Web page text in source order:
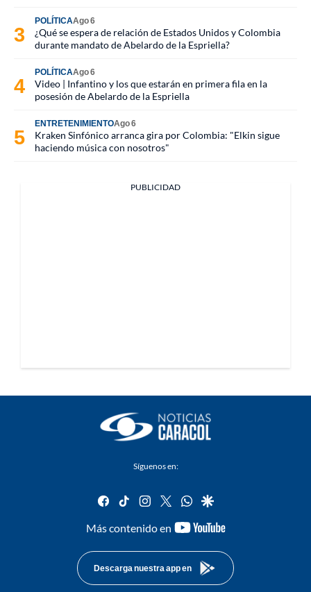
POLÍTICAAgo 6
¿Qué se espera de relación de Estados Unidos y Colombia
durante mandato de Abelardo de la Espriella?
POLÍTICAAgo 6
Video | Infantino y los que estarán en primera fila en la
posesión de Abelardo de la Espriella
ENTRETENIMIENTOAgo 6
Kraken Sinfónico arranca gira por Colombia: "Elkin sigue
haciendo música con nosotros"
PUBLICIDAD
Síguenos en:
facebook
tiktok instagram
twitterwhatsapp
google
Más contenido en
youtube-
Descarga nuestra app en